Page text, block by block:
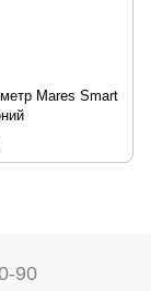
Mares Smart
90